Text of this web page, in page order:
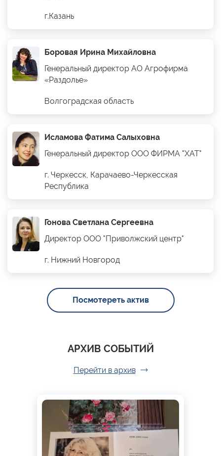
г.Казань
Боровая Ирина Михайловна
Генеральный директор АО Агрофирма
«Раздолье»
Волгоградская область
Исламова Фатима Салыховна
Генеральный директор ООО ФИРМА "ХАТ"
г. Черкесск, Карачаево-Черкесская
Республика
Гонова Светлана Сергеевна
Директор ООО "Приволжский центр"
г. Нижний Новгород
Посмотереть актив
АРХИВ СОБЫТИЙ
Перейти в архив